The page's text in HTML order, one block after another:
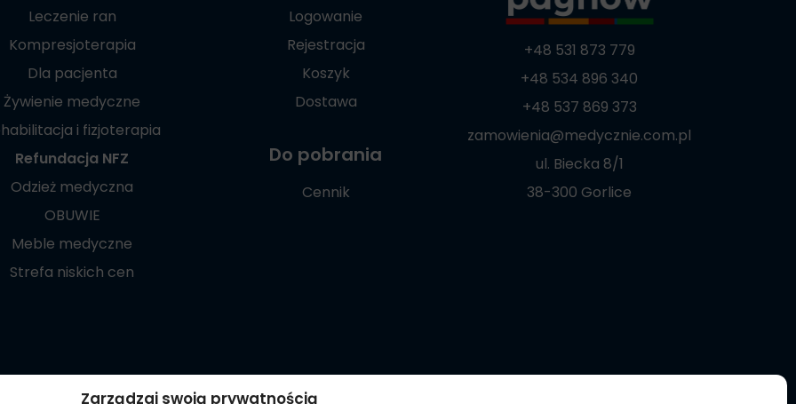
Zarządzaj swoją prywatnością
Leczenie ran
Kompresjoterapia
Dla pacjenta
Żywienie medyczne
i fizjoterapia
Refundacja NFZ
Odzież medyczna
OBUWIE
Meble medyczne
Strefa niskich cen
Logowanie
Rejestracja
Koszyk
Dostawa
Do pobrania
Cennik
+48 531 873 779
+48 534 896 340
+48 537 869 373
zamowienia@medycznie.com.pl
ul. Biecka 8/1
38-300 Gorlice
Poznaj naszą